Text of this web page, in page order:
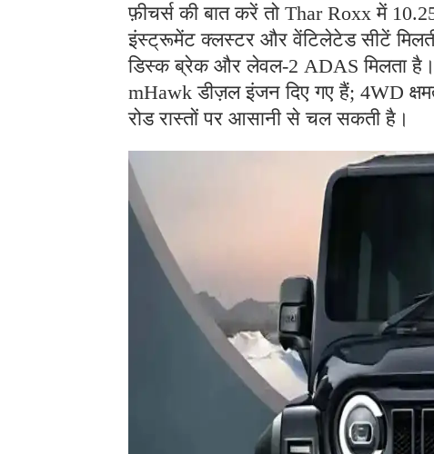
फ़ीचर्स की बात करें तो Thar Roxx में
इंस्ट्रूमेंट क्लस्टर और वेंटिलेटेड सीटें
डिस्क ब्रेक और लेवल-2 ADAS मिलता है।
mHawk डीज़ल इंजन दिए गए हैं; 4WD
रोड रास्तों पर आसानी से चल सकती है।